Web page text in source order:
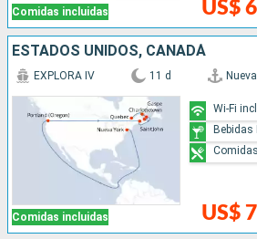
Comidas incluidas US$
ESTADOS UNIDOS, CANADÁ
Comidas incluidas
EXPLORA IV 11 d
US$
Wi-Fi